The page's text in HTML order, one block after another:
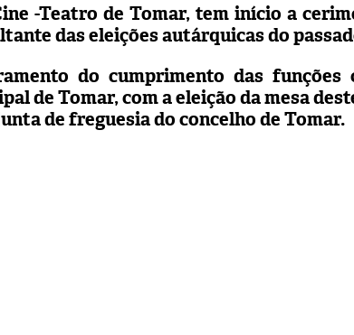
-Teatro de Tomar, tem início a
das eleições autárquicas do
do cumprimento das funções
de Tomar, com a eleição da mesa
de freguesiado concelho de Tomar.